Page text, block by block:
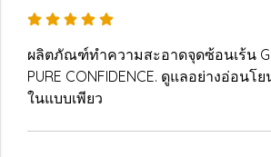
ผลิตภัณฑ์ทำความสะอาดจุดซ้อนเร้น
PURE CONFIDENCE. ดูแลอย่างอ่อนโ
ในแบบเพียว